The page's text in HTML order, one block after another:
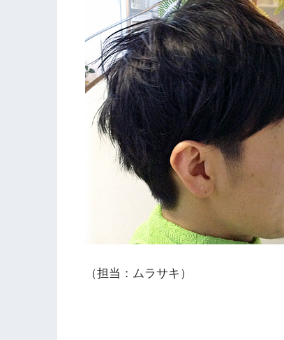
（担当：ムラサキ）